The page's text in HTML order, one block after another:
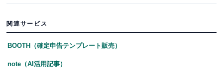
関連サービス
BOOTH（確定申告テンプレート販売）
note（AI活用記事）